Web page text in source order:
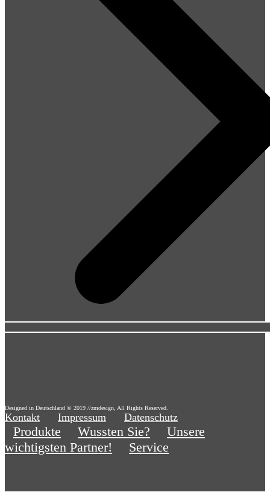
Designed in Deutschland © 2019 //zmdesign, All Rights Reserved.
Kontakt Impressum Datenschutz
Produkte Wussten Sie?
Unsere
wichtigsten Partner!
Service